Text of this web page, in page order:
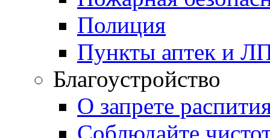
Полиция
Пункты аптек и
Благоустройство
О запрете